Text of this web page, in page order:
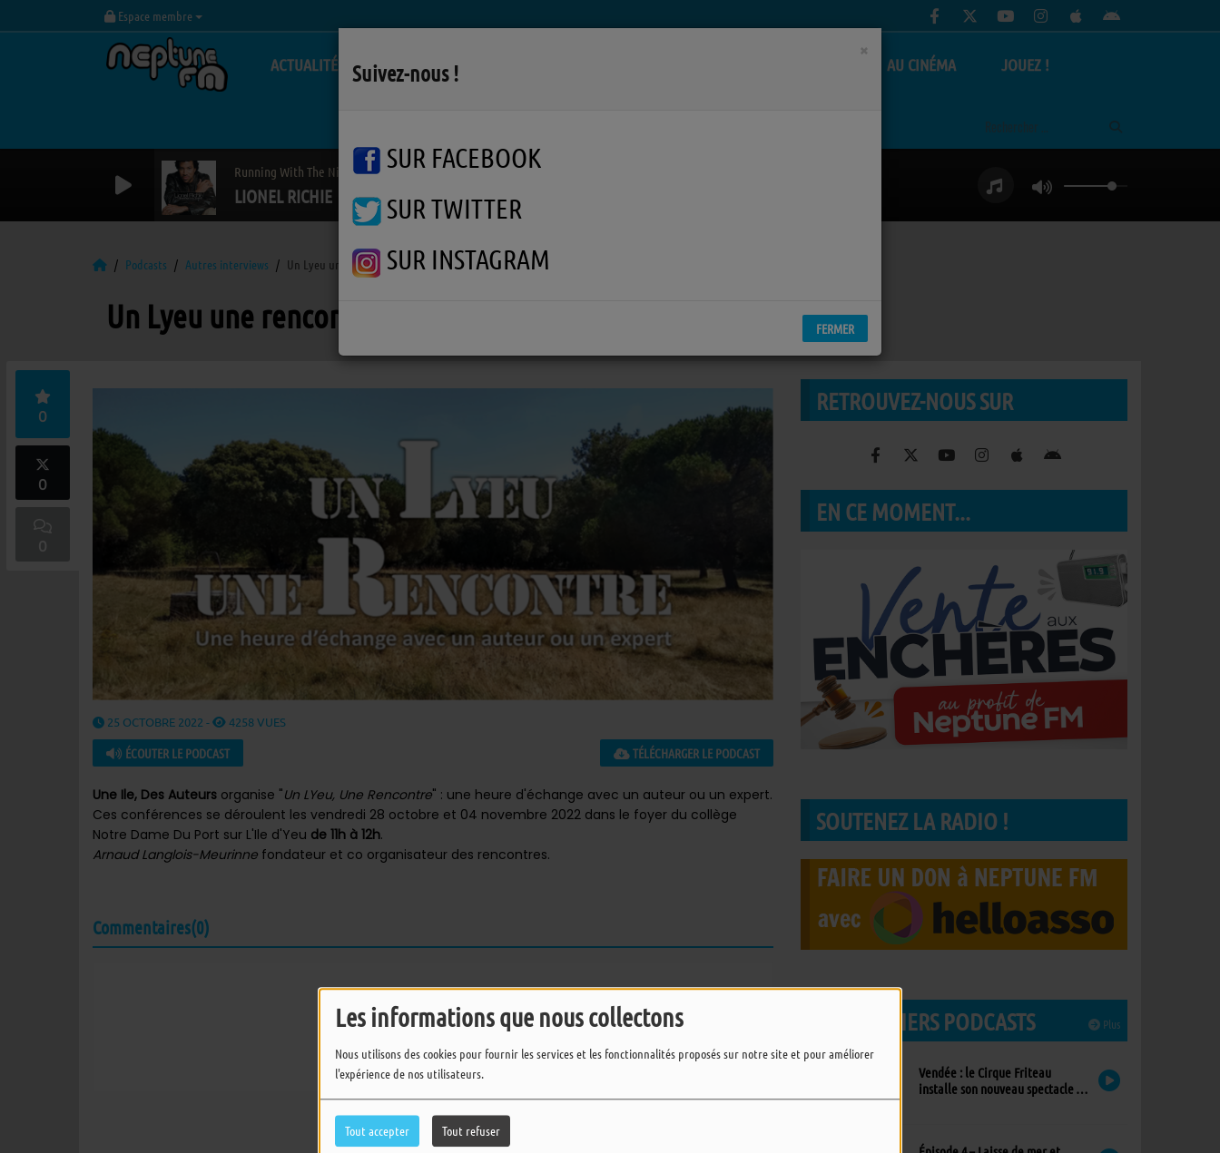
Les informations que nous collectons
Nous utilisons des cookies pour fournir les services et les fonctionnalités proposés sur notre site et pour améliorer
l'expérience de nos utilisateurs.
Tout accepter Tout refuser
Espace membre
ACTUALITÉS LA RADIO AU CINÉMA JOUEZ !
Running With The Night
LIONEL RICHIE
Podcasts Autres interviews Un Lyeu une rencontre
Un Lyeu une rencontre
0
0
0
25 OCTOBRE 2022 - 4258 VUES
ÉCOUTER LE PODCAST TÉLÉCHARGER LE PODCAST
Une Ile, Des Auteurs organise "Un LYeu, Une Rencontre" : une heure d'échange avec un auteur ou un expert.
Ces conférences se déroulent les vendredi 28 octobre et 04 novembre 2022 dans le foyer du collège
Notre Dame Du Port sur L'Ile d'Yeu de 11h à 12h.
Arnaud Langlois-Meurinne fondateur et co organisateur des rencontres.
Commentaires(0)
RETROUVEZ-NOUS SUR
EN CE MOMENT...
SOUTENEZ LA RADIO !
Plus
LES DERNIERS PODCASTS
Vendée : le Cirque Friteau
installe son nouveau spectacle à
×
Suivez-nous !
SUR FACEBOOK
SUR TWITTER
SUR INSTAGRAM
FERMER